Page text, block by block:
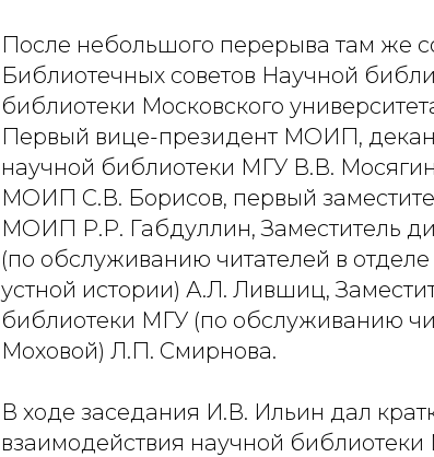
После небольшого перерыва там же
Библиотечных советов Научной
библиотеки Московского
Первый вице-президент МОИП,
научной библиотеки МГУ В.В.
МОИП С.В. Борисов, первый
МОИП Р.Р. Габдуллин, Заместитель
(по обслуживанию читателей в
устной истории) А.Л. Лившиц,
библиотеки МГУ (по обслуживанию
Моховой) Л.П. Смирнова.
В ходе заседания И.В. Ильин дал
взаимодействия научной